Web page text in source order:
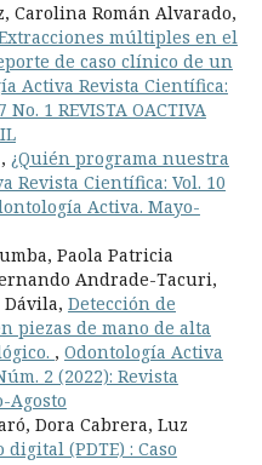
Carolina Román Alvarado,
múltiples en el
de caso clínico de un
Activa Revista Científica:
1 REVISTA OACTIVA
¿Quién programa nuestra
Revista Científica: Vol. 10
Activa. Mayo-
Paola Patricia
Andrade-Tacuri,
Detección de
piezas de mano de alta
, Odontología Activa
2 (2022): Revista
Agosto
Dora Cabrera, Luz
digital (PDTE) : Caso